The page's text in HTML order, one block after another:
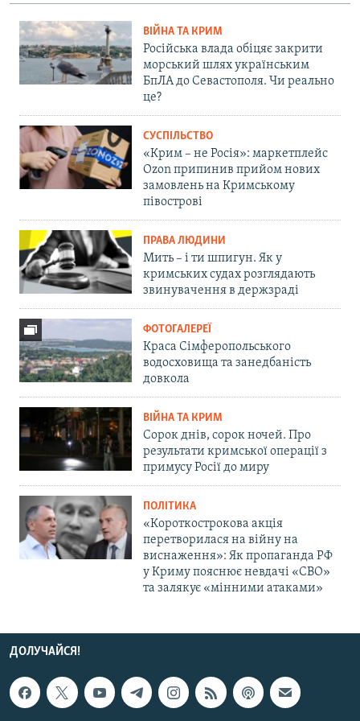
ВІЙНА ТА КРИМ
Російська влада обіцяє закрити
морський шлях українським
БпЛА до Севастополя. Чи реально
це?
СУСПІЛЬСТВО
«Крим – не Росія»: маркетплейс
Ozon припинив прийом нових
замовлень на Кримському
півострові
ПРАВА ЛЮДИНИ
Мить – і ти шпигун. Як у
кримських судах розглядають
звинувачення в держзраді
ФОТОГАЛЕРЕЇ
Краса Сімферопольського
водосховища та занедбаність
довкола
ВІЙНА ТА КРИМ
Сорок днів, сорок ночей. Про
результати кримської операції з
примусу Росії до миру
ПОЛІТИКА
«Короткострокова акція
перетворилася на війну на
виснаження»: Як пропаганда РФ
у Криму пояснює невдачі «СВО»
та залякує «мінними атаками»
ДОЛУЧАЙСЯ!